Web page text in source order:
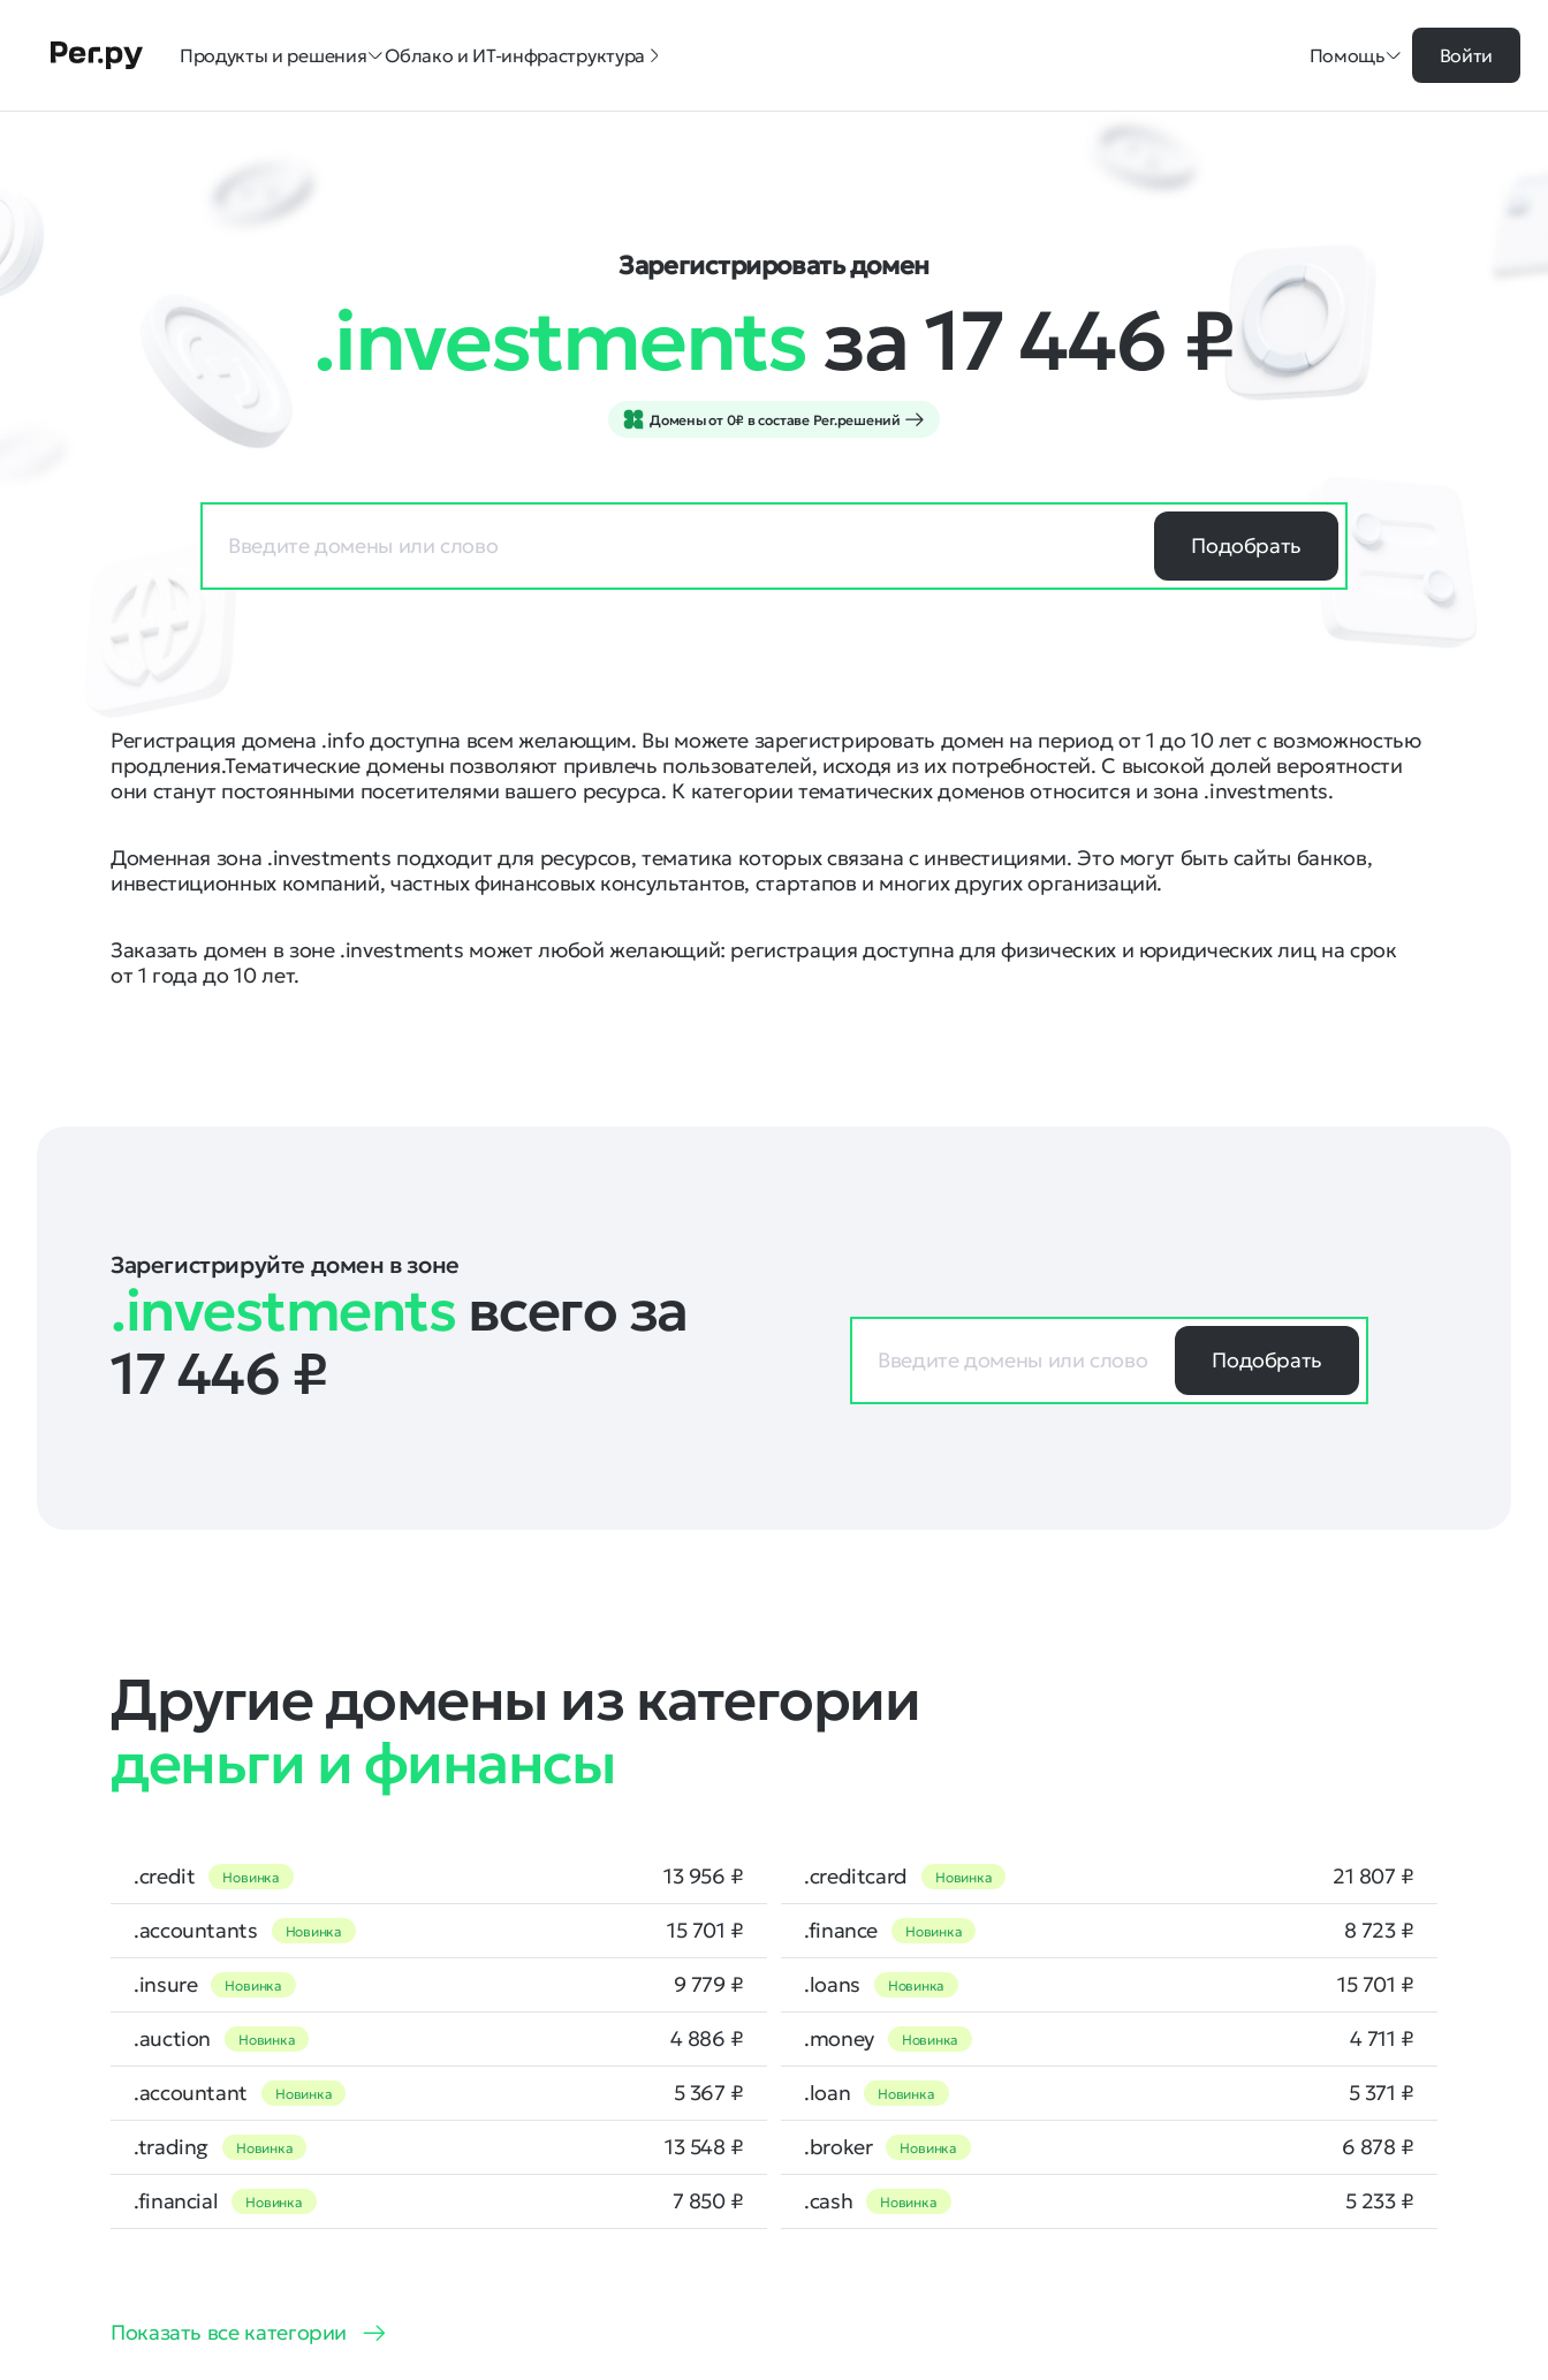
Продукты и решения Облако и ИТ-инфраструктура Помощь Войти
Зарегистрировать домен
.investmentsза 17 446 ₽
Домены от 0₽ в составе Рег.решений
Подобрать
Регистрация домена .info доступна всем желающим. Вы можете зарегистрировать домен на период от 1 до 10 лет с возможностью
продления.Тематические домены позволяют привлечь пользователей, исходя из их потребностей. С высокой долей вероятности
они станут постоянными посетителями вашего ресурса. К категории тематических доменов относится и зона .investments.
Доменная зона .investments подходит для ресурсов, тематика которых связана с инвестициями. Это могут быть сайты банков,
инвестиционных компаний, частных финансовых консультантов, стартапов и многих других организаций.
Заказать домен в зоне .investments может любой желающий: регистрация доступна для физических и юридических лиц на срок
от 1 года до 10 лет.
Зарегистрируйте домен в зоне
.investments всего за
17 446 ₽ Подобрать
Другие домены из категории
деньги и финансы
.credit Новинка 13 956 ₽ .creditcard Новинка 21 807 ₽
.accountants Новинка 15 701 ₽ .finance Новинка 8 723 ₽
.insure Новинка 9 779 ₽ .loans Новинка 15 701 ₽
.auction Новинка 4 886 ₽ .money Новинка 4 711 ₽
.accountant Новинка 5 367 ₽ .loan Новинка 5 371 ₽
.trading Новинка 13 548 ₽ .broker Новинка 6 878 ₽
.financial Новинка 7 850 ₽ .cash Новинка 5 233 ₽
Показать все категории